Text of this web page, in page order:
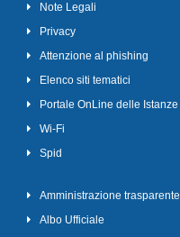
Note Legali
Privacy
Attenzione al phishing
Elenco siti tematici
Portale OnLine delle Istanze
Wi-Fi
Spid
Amministrazione trasparente
Albo Ufficiale